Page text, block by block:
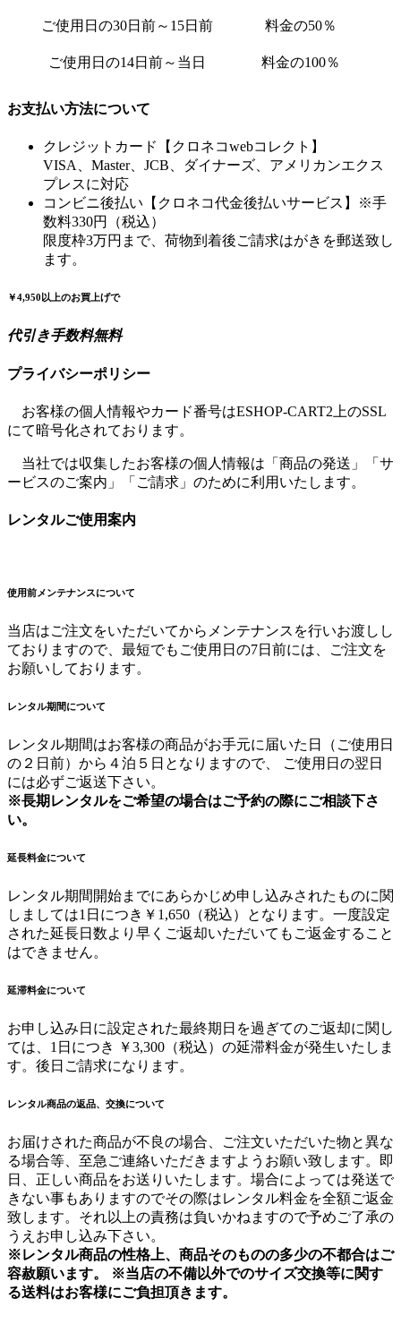
ご使用日の30日前～15日前 料金の50％
ご使用日の14日前～当日 料金の100％
お支払い方法について
クレジットカード【クロネコwebコレクト】
VISA、Master、JCB、ダイナーズ、アメリカンエクス
プレスに対応
コンビニ後払い【クロネコ代金後払いサービス】※手
数料330円（税込）
限度枠3万円まで、荷物到着後ご請求はがきを郵送致し
ます。
￥4,950以上のお買上げで
代引き手数料無料
プライバシーポリシー
お客様の個人情報やカード番号はESHOP-CART2上のSSL
にて暗号化されております。
当社では収集したお客様の個人情報は「商品の発送」「サ
ービスのご案内」「ご請求」のために利用いたします。
レンタルご使用案内
使用前メンテナンスについて
当店はご注文をいただいてからメンテナンスを行いお渡しし
ておりますので、最短でもご使用日の7日前には、ご注文を
お願いしております。
レンタル期間について
レンタル期間はお客様の商品がお手元に届いた日（ご使用日
の２日前）から４泊５日となりますので、 ご使用日の翌日
には必ずご返送下さい。
※長期レンタルをご希望の場合はご予約の際にご相談下さ
い。
延長料金について
レンタル期間開始までにあらかじめ申し込みされたものに関
しましては1日につき￥1,650（税込）となります。一度設定
された延長日数より早くご返却いただいてもご返金すること
はできません。
延滞料金について
お申し込み日に設定された最終期日を過ぎてのご返却に関し
ては、1日につき ￥3,300（税込）の延滞料金が発生いたしま
す。後日ご請求になります。
レンタル商品の返品、交換について
お届けされた商品が不良の場合、ご注文いただいた物と異な
る場合等、至急ご連絡いただきますようお願い致します。即
日、正しい商品をお送りいたします。場合によっては発送で
きない事もありますのでその際はレンタル料金を全額ご返金
致します。それ以上の責務は負いかねますので予めご了承の
うえお申し込み下さい。
※レンタル商品の性格上、商品そのものの多少の不都合はご
容赦願います。 ※当店の不備以外でのサイズ交換等に関す
る送料はお客様にご負担頂きます。